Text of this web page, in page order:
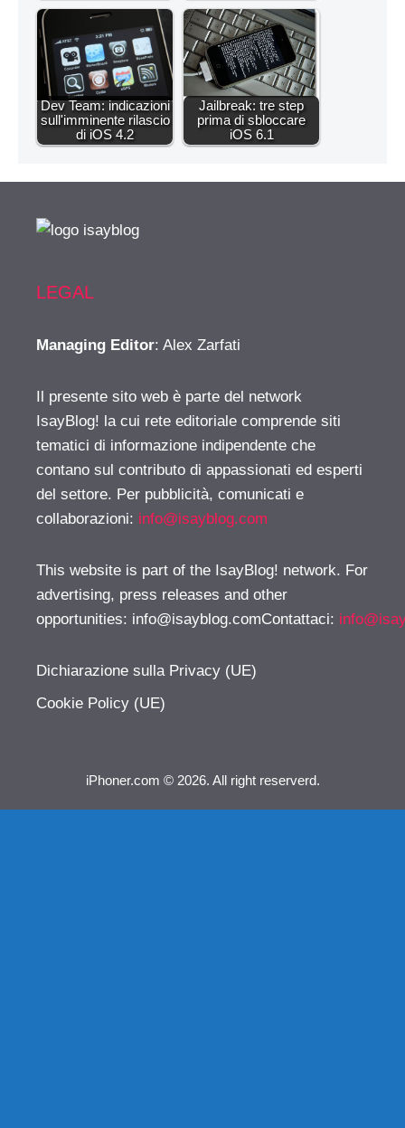
Dev Team: indicazioni
sull'imminente rilascio
di iOS 4.2
Jailbreak: tre step
prima di sbloccare
iOS 6.1
LEGAL
Managing Editor: Alex Zarfati
Il presente sito web è parte del network
IsayBlog! la cui rete editoriale comprende siti
tematici di informazione indipendente che
contano sul contributo di appassionati ed esperti
del settore. Per pubblicità, comunicati e
collaborazioni: info@isayblog.com
This website is part of the IsayBlog! network. For
advertising, press releases and other
opportunities: info@isayblog.comContattaci:
Dichiarazione sulla Privacy (UE)
Cookie Policy (UE)
iPhoner.com © 2026. All right reserverd.